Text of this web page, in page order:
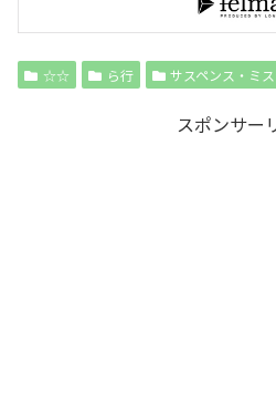
☆☆ ら行 サスペンス・ミ
スポンサー